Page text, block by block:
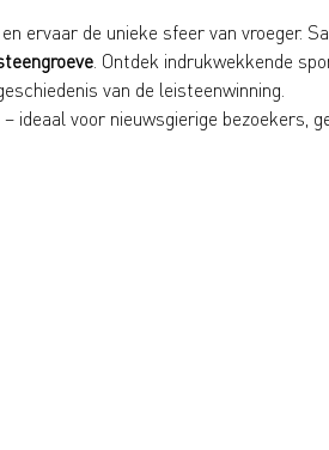
ervaar de unieke sfeer van vroeger.
. Ontdek indrukwekkende
van de leisteenwinning.
ideaal voor nieuwsgierige bezoekers,